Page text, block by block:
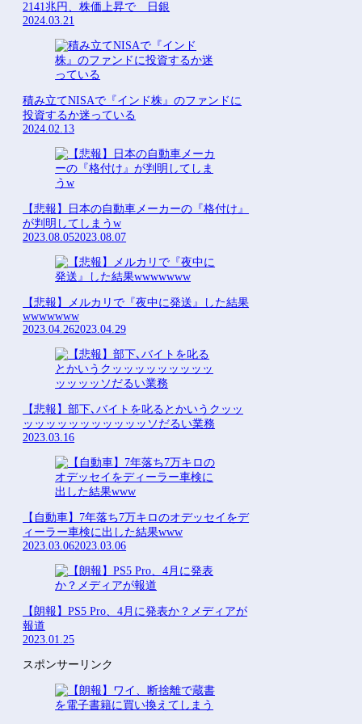
2141兆円、株価上昇で 日銀
2024.03.21
積み立てNISAで『インド株』のファンドに
投資するか迷っている
2024.02.13
【悲報】日本の自動車メーカーの『格付け』
が判明してしまうw
2023.08.052023.08.07
【悲報】メルカリで『夜中に発送』した結果
wwwwwww
2023.04.262023.04.29
【悲報】部下､バイトを叱るとかいうクッッ
ッッッッッッッッッッッソだるい業務
2023.03.16
【自動車】7年落ち7万キロのオデッセイをデ
ィーラー車検に出した結果www
2023.03.062023.03.06
【朗報】PS5 Pro、4月に発表か？メディアが
報道
2023.01.25
スポンサーリンク